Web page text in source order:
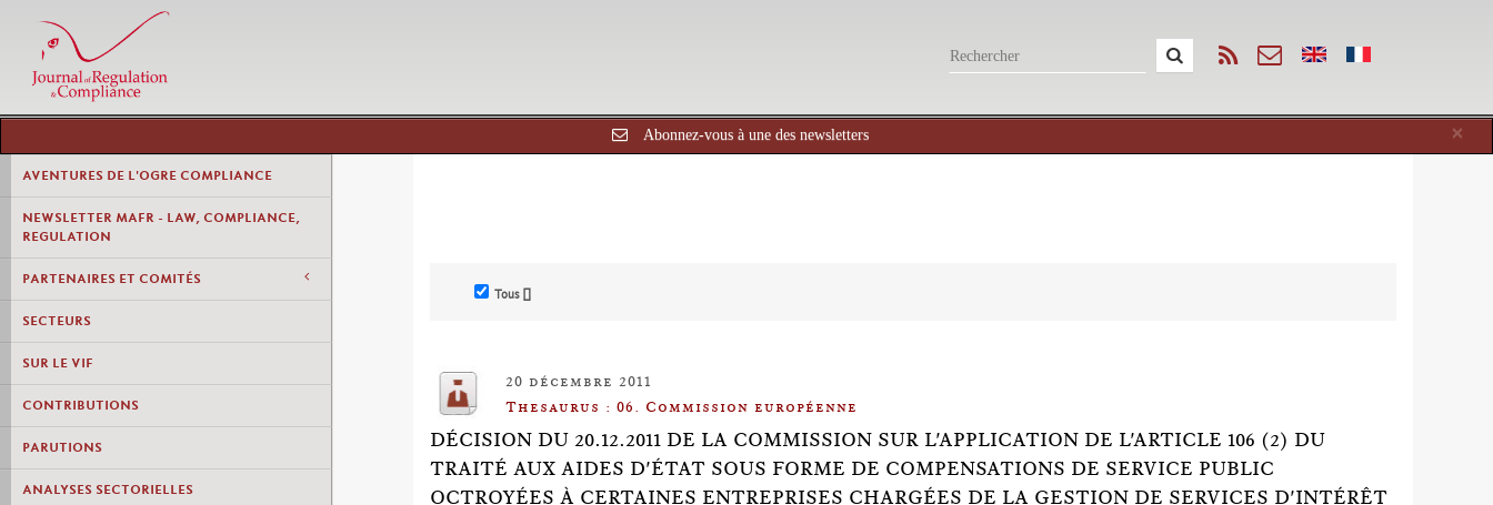
×
Abonnez-vous à une des newsletters
AVENTURES DE L'OGRE COMPLIANCE
NEWSLETTER MAFR - LAW, COMPLIANCE,
REGULATION
PARTENAIRES ET COMITÉS
SECTEURS
SUR LE VIF
CONTRIBUTIONS
PARUTIONS
ANALYSES SECTORIELLES
Tous []
20 décembre 2011
Thesaurus : 06. Commission européenne
DÉCISION DU 20.12.2011 DE LA COMMISSION SUR L'APPLICATION DE L'ARTICLE 106 (2) DU
TRAITÉ AUX AIDES D'ÉTAT SOUS FORME DE COMPENSATIONS DE SERVICE PUBLIC
OCTROYÉES À CERTAINES ENTREPRISES CHARGÉES DE LA GESTION DE SERVICES D'INTÉRÊT